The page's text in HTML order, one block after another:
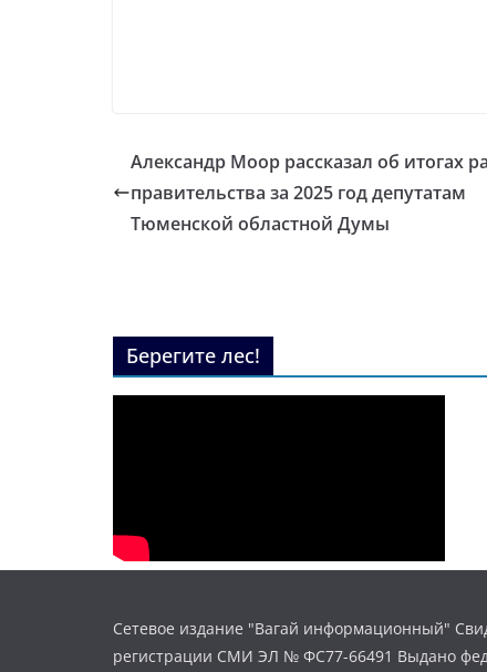
Александр Моор рассказал об итогах
правительства за 2025 год депутатам
Тюменской областной Думы
Берегите лес!
Сетевое издание "Вагай информационный"
регистрации СМИ ЭЛ № ФС77-66491 Выдано